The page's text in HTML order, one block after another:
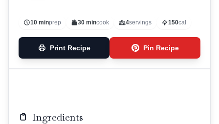
10 minprep 30 mincook 4servings 150cal
Print Recipe Pin Recipe
Ingredients